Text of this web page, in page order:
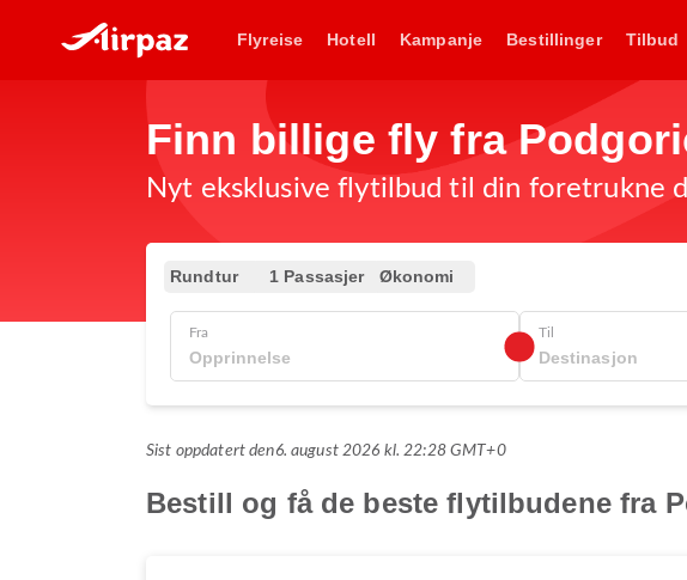
Flyreise Hotell Kampanje Bestillinger Tilbud
Finn billige fly fra
Nyt eksklusive flytilbud til din foretrukne
Rundtur 1 Passasjer Økonomi
Fra Til
Sist oppdatert den6. august 2026 kl. 22:28 GMT+0
Bestill og få de beste flytilbudene fra